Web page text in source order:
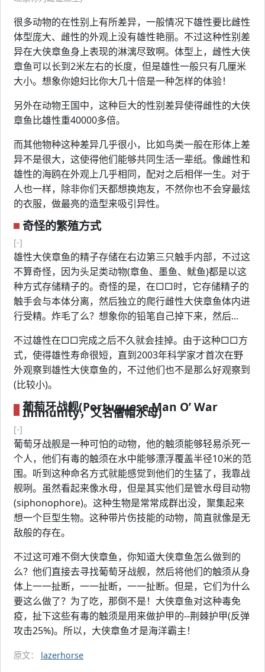
很多动物的在性别上有所差异，一般情况下雄性要比雌性
体型庞大、雌性的外观上没有雄性艳丽。不过这种性别差
异在大侠章鱼身上表现的淋漓尽致啊。体型上，雌性大侠
章鱼可以长到2米左右的长度，但是雄性一般只有几厘米
大小。想象你媳妇比你大几十倍是一种怎样的体验！
另外在动物王国中，这种巨大的性别差异使得雌性的大侠
章鱼比雄性重40000多倍。
而其他物种这种差异几乎很小，比如鸟类一般在形体上差
异不是很大，这使得他们能够共同生活一辈纸。像雌性和
雄性的海鸥在外观上几乎相同，配对之后相伴一生。对于
人也一样，除非你们天都想换炮友，不然你也不会穿最炫
的衣服，做最亮的造型来吸引异性。
奇怪的繁殖方式
[-]
雄性大侠章鱼的精子存储在右边第三只触手内部，不过这
不算奇怪，因为头足类动物(章鱼、墨鱼、鱿鱼)都是以这
种方式存储精子的。奇怪的是，在□□时，它存储精子的
触手会与本体分离，然后独立的爬行雌性大侠章鱼体内进
行受精。炸毛了么？想象你的铅笔自己掉下来，然后...
不过雄性在□□完成之后不久就会挂掉。由于这种□□方
式，使得雄性寿命很短，直到2003年科学家才首次在野
外观察到雄性大侠章鱼的，不过他们也不是那么好观察到
(比较小)。
葡萄牙战舰(Portuguese Man O’ War
Immunity，又名僧帽水母)
[-]
葡萄牙战舰是一种可怕的动物，他的触须能够轻易杀死一
个人，他们有毒的触须在水中能够漂浮覆盖半径10米的范
围。听到这种命名方式就能感觉到他们的生猛了，我靠战
舰咧。虽然看起来像水母，但是其实他们是管水母目动物
(siphonophore)。这种生物是常常成群出没，聚集起来
想一个巨型生物。这种带片伤技能的动物，简直就像是无
敌般的存在。
不过这可难不倒大侠章鱼，你知道大侠章鱼怎么做到的
么？他们直接去寻找葡萄牙战舰，然后将他们的触须从身
体上一一扯断，一一扯断，一一扯断。但是，它们为什么
要这么做了？为了吃，那倒不是！大侠章鱼对这种毒免
疫，扯下这些有毒的触须是用来做护甲的--荆棘护甲(反弹
攻击25%)。所以，大侠章鱼才是海洋霸主！
原文： lazerhorse